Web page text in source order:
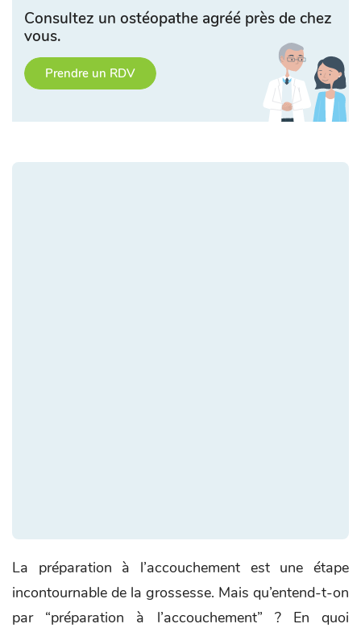
Consultez un ostéopathe agréé près de chez
vous.
Prendre un RDV
La préparation à l’accouchement est une étape
incontournable de la grossesse. Mais qu’entend-t-on
par “préparation à l’accouchement” ? En quoi